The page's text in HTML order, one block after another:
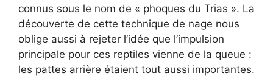
connus sous le nom de « phoques du Trias ». La
découverte de cette technique de nage nous
oblige aussi à rejeter l’idée que l’impulsion
principale pour ces reptiles vienne de la queue :
les pattes arrière étaient tout aussi importantes.